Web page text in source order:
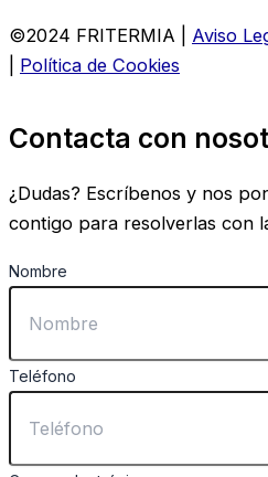
©2024 FRITERMIA | Aviso
Política de Cookies
Contacta con
¿Dudas? Escríbenos y nos
contigo para resolverlas con
Nombre
Teléfono